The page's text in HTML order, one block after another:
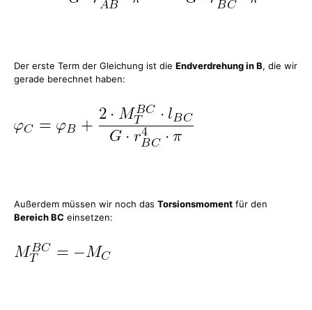
Der erste Term der Gleichung ist die Endverdrehung in B, die wir
gerade berechnet haben:
Außerdem müssen wir noch das Torsionsmoment für den
Bereich BC einsetzen: